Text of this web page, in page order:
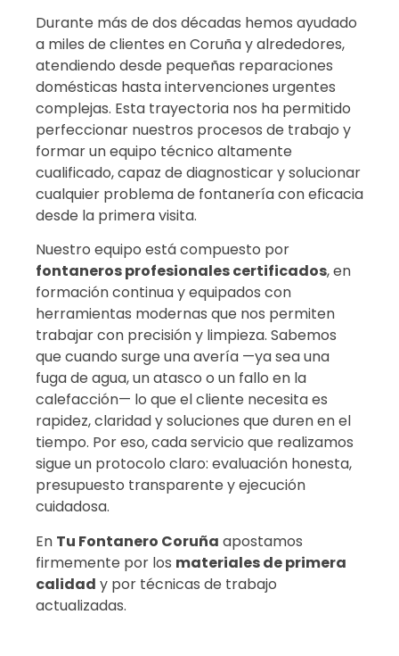
Durante más de dos décadas hemos ayudado
a miles de clientes en Coruña y alrededores,
atendiendo desde pequeñas reparaciones
domésticas hasta intervenciones urgentes
complejas. Esta trayectoria nos ha permitido
perfeccionar nuestros procesos de trabajo y
formar un equipo técnico altamente
cualificado, capaz de diagnosticar y solucionar
cualquier problema de fontanería con eficacia
desde la primera visita.
Nuestro equipo está compuesto por
fontaneros profesionales certificados, en
formación continua y equipados con
herramientas modernas que nos permiten
trabajar con precisión y limpieza. Sabemos
que cuando surge una avería —ya sea una
fuga de agua, un atasco o un fallo en la
calefacción— lo que el cliente necesita es
rapidez, claridad y soluciones que duren en el
tiempo. Por eso, cada servicio que realizamos
sigue un protocolo claro: evaluación honesta,
presupuesto transparente y ejecución
cuidadosa.
En Tu Fontanero Coruña apostamos
firmemente por los materiales de primera
calidad y por técnicas de trabajo
actualizadas.